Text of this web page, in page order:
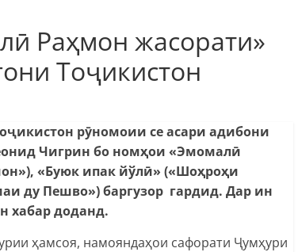
Раҳмон жасорати»
Тоҷикистон
рӯномоии се асари адибони
Чигрин бо номҳои «Эмомалӣ
«Буюк ипак йўлӣ» («Шоҳроҳи
ду Пешво») баргузор гардид. Дар ин
хабар доданд.
ҳамсоя, намояндаҳои сафорати Ҷумҳури